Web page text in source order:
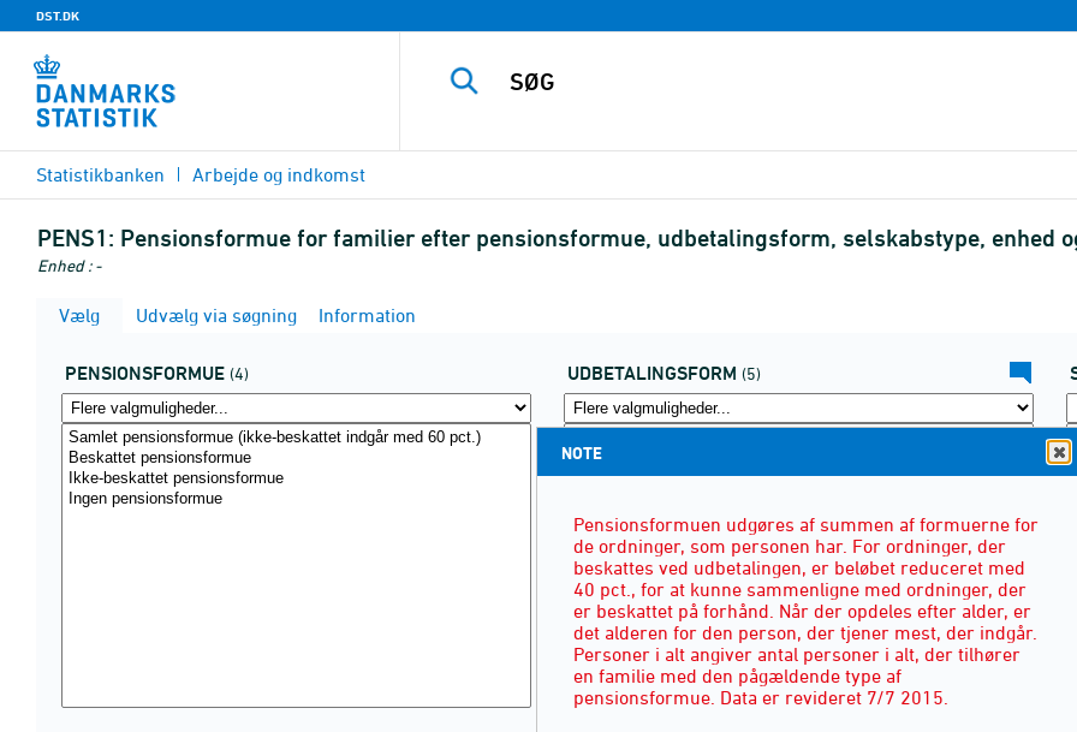
DST.DK
Statistikbanken Arbejde og indkomst
PENS1: Pensionsformue for familier efter pensionsformue, udbetalingsform, selskabstype, enhed
Enhed : -
Vælg Udvælg via søgning Information
PENSIONSFORMUE (4) UDBETALINGSFORM (5)
NOTE
Pensionsformuen udgøres af summen af formuerne for
de ordninger, som personen har. For ordninger, der
beskattes ved udbetalingen, er beløbet reduceret med
40 pct., for at kunne sammenligne med ordninger, der
er beskattet på forhånd. Når der opdeles efter alder, er
det alderen for den person, der tjener mest, der indgår.
Personer i alt angiver antal personer i alt, der tilhører
en familie med den pågældende type af
pensionsformue. Data er revideret 7/7 2015.